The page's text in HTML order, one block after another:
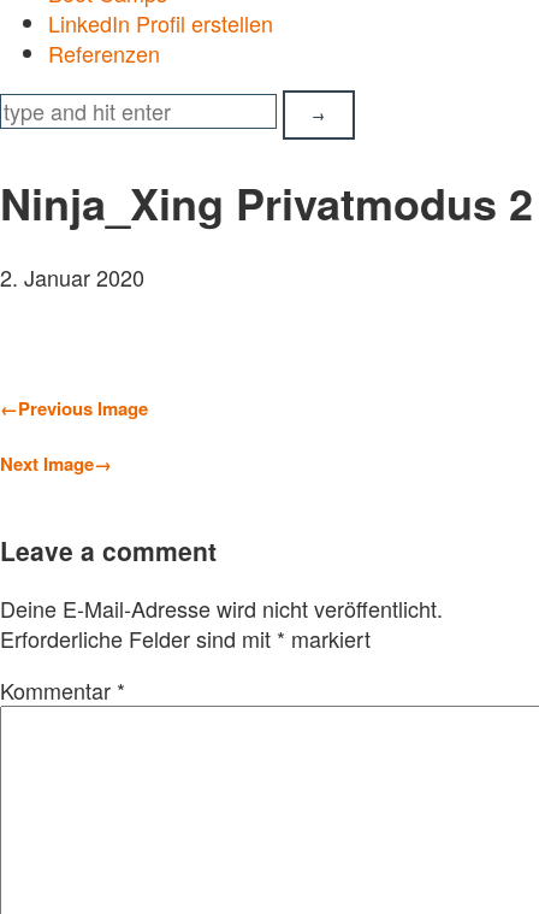
LinkedIn Profil erstellen
Referenzen
Ninja_Xing Privatmodus 2
2. Januar 2020
←Previous Image
Next Image→
Leave a comment
Deine E-Mail-Adresse wird nicht veröffentlicht.
Erforderliche Felder sind mit * markiert
Kommentar *